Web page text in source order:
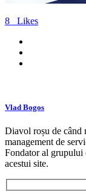
8 Likes
Vlad Bogos
Diavol roșu de când
management de
Fondator al grupului
acestui site.